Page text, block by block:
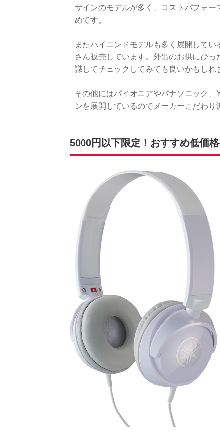
ザインのモデルが多く、コストパフォ
めです。
またハイエンドモデルも多く展開して
さん販売しています。外出のお供にぴ
識してチェックしてみても良いかもしれ
その他にはパイオニアやパナソニック
ンを展開しているのでメーカーこだわ
5000円以下限定！おすすめ低価